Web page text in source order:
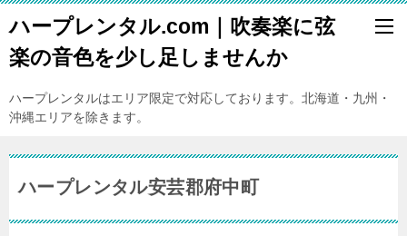
ハープレンタル.com｜吹奏楽に弦
楽の音色を少し足しませんか
ハープレンタルはエリア限定で対応しております。北海道・九州・
沖縄エリアを除きます。
ハープレンタル安芸郡府中町